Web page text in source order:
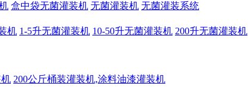
盒中袋无菌灌装机 无菌灌装机 无菌灌装系统
机 1-5升无菌灌装机 10-50升无菌灌装机 200升无菌灌装机
200公斤桶装灌装机,涂料油漆灌装机